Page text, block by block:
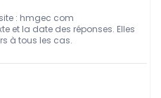
: hmgec com
et la date des réponses. Elles
à tous les cas.